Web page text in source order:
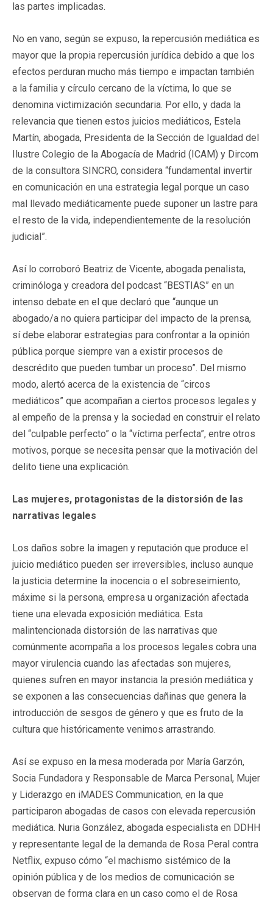
las partes implicadas.
No en vano, según se expuso, la repercusión mediática es
mayor que la propia repercusión jurídica debido a que los
efectos perduran mucho más tiempo e impactan también
a la familia y círculo cercano de la víctima, lo que se
denomina victimización secundaria. Por ello, y dada la
relevancia que tienen estos juicios mediáticos, Estela
Martín, abogada, Presidenta de la Sección de Igualdad del
Ilustre Colegio de la Abogacía de Madrid (ICAM) y Dircom
de la consultora SINCRO, considera “fundamental invertir
en comunicación en una estrategia legal porque un caso
mal llevado mediáticamente puede suponer un lastre para
el resto de la vida, independientemente de la resolución
judicial”.
Así lo corroboró Beatriz de Vicente, abogada penalista,
criminóloga y creadora del podcast “BESTIAS” en un
intenso debate en el que declaró que “aunque un
abogado/a no quiera participar del impacto de la prensa,
sí debe elaborar estrategias para confrontar a la opinión
pública porque siempre van a existir procesos de
descrédito que pueden tumbar un proceso”. Del mismo
modo, alertó acerca de la existencia de “circos
mediáticos” que acompañan a ciertos procesos legales y
al empeño de la prensa y la sociedad en construir el relato
del “culpable perfecto” o la “víctima perfecta”, entre otros
motivos, porque se necesita pensar que la motivación del
delito tiene una explicación.
Las mujeres, protagonistas de la distorsión de las
narrativas legales
Los daños sobre la imagen y reputación que produce el
juicio mediático pueden ser irreversibles, incluso aunque
la justicia determine la inocencia o el sobreseimiento,
máxime si la persona, empresa u organización afectada
tiene una elevada exposición mediática. Esta
malintencionada distorsión de las narrativas que
comúnmente acompaña a los procesos legales cobra una
mayor virulencia cuando las afectadas son mujeres,
quienes sufren en mayor instancia la presión mediática y
se exponen a las consecuencias dañinas que genera la
introducción de sesgos de género y que es fruto de la
cultura que históricamente venimos arrastrando.
Así se expuso en la mesa moderada por María Garzón,
Socia Fundadora y Responsable de Marca Personal, Mujer
y Liderazgo en iMADES Communication, en la que
participaron abogadas de casos con elevada repercusión
mediática. Nuria González, abogada especialista en DDHH
y representante legal de la demanda de Rosa Peral contra
Netflix, expuso cómo “el machismo sistémico de la
opinión pública y de los medios de comunicación se
observan de forma clara en un caso como el de Rosa